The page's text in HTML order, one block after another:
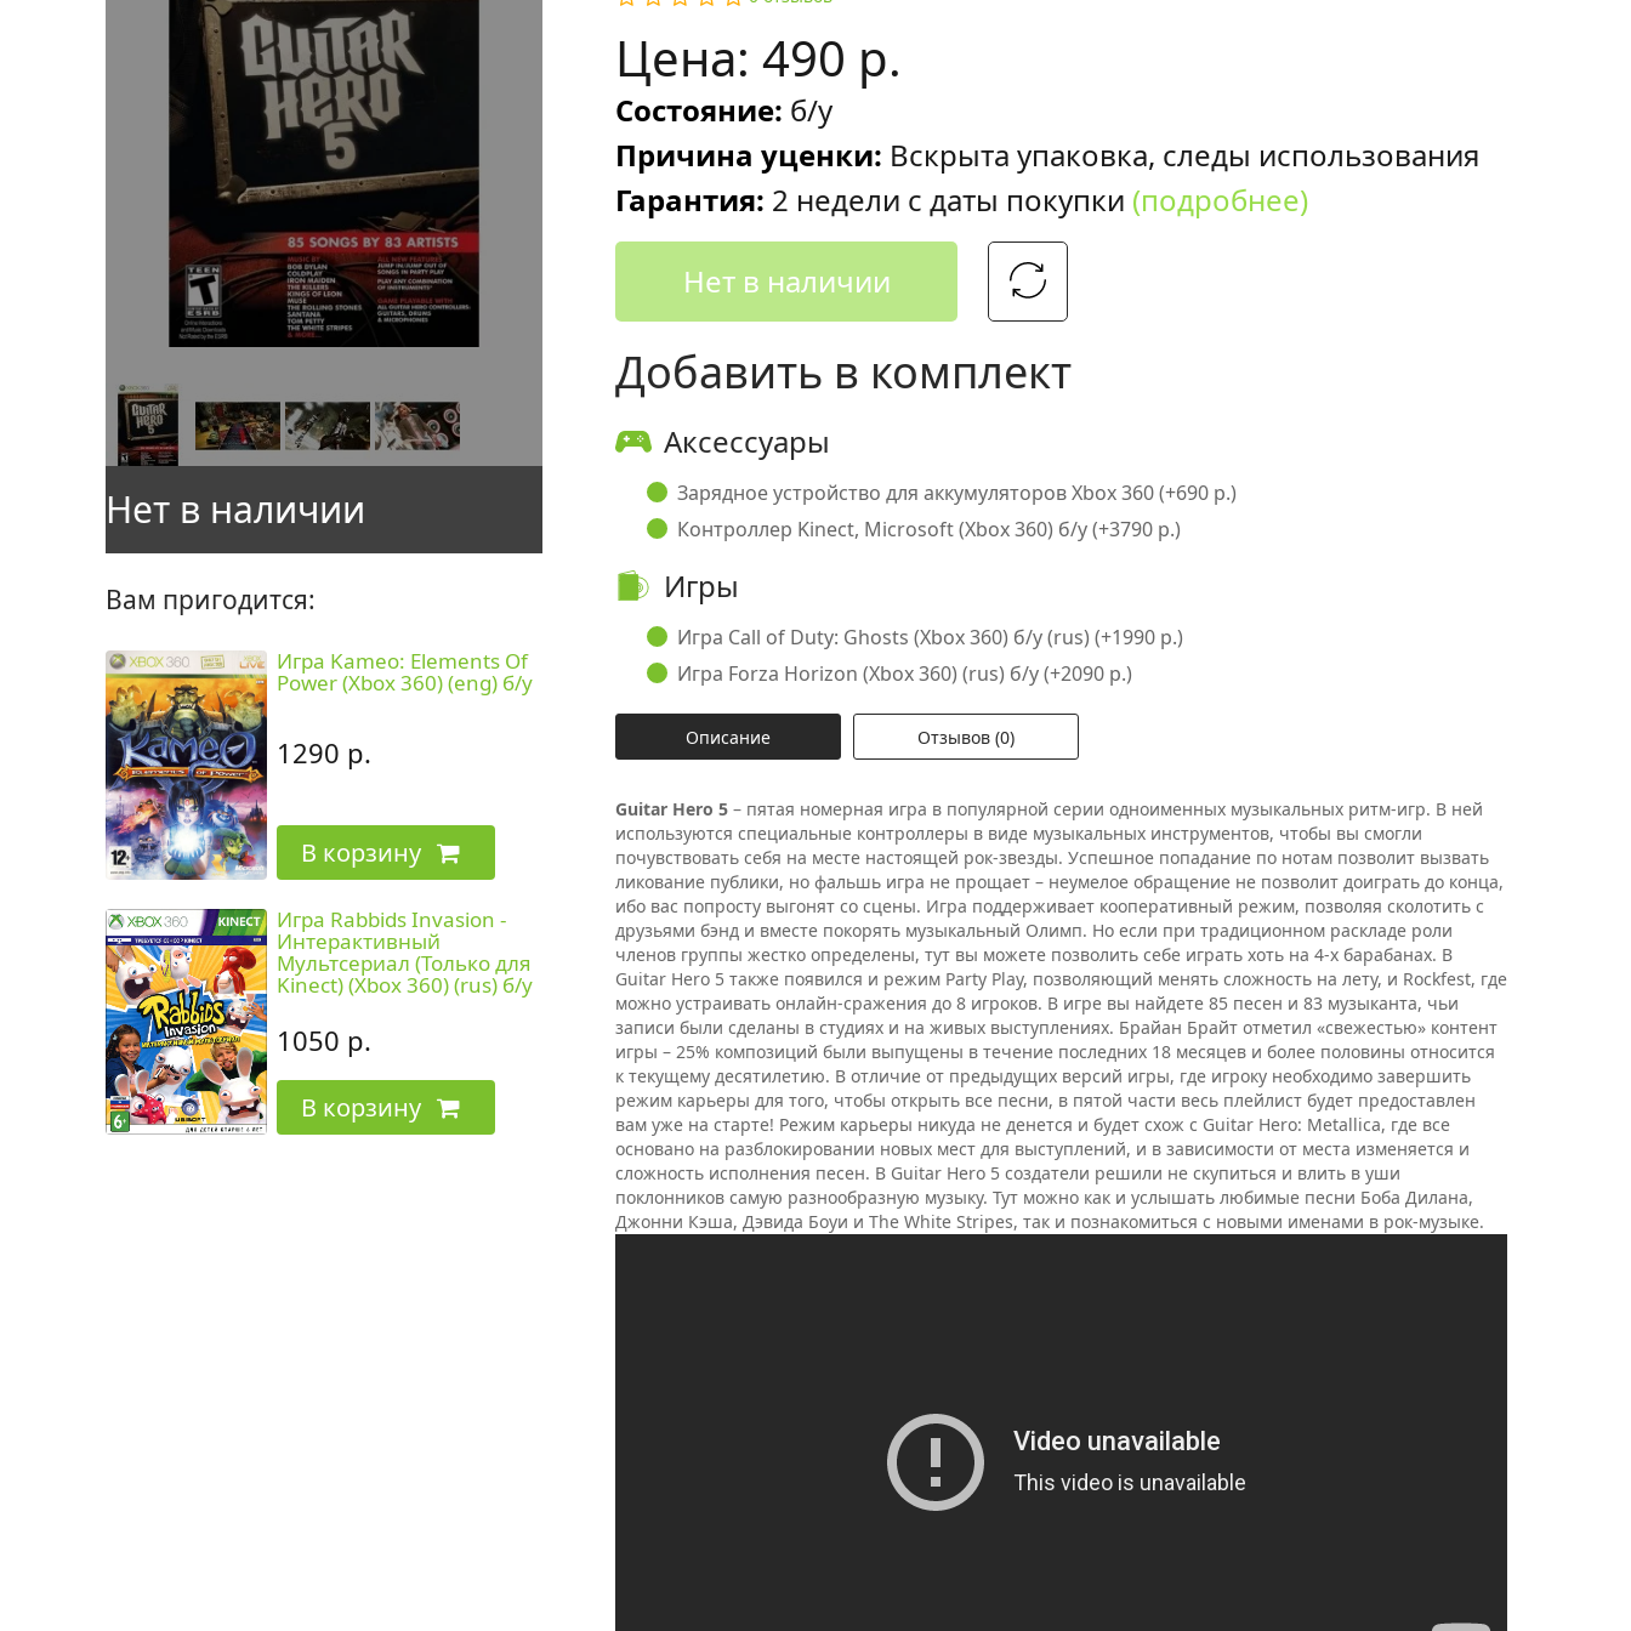
Вам пригодится:
Игра Kameo: Elements Of
Power (Xbox 360) (eng) б/у
1290 р.
В корзину
Игра Rabbids Invasion -
Интерактивный
Мультсериал (Только для
Kinect) (Xbox 360) (rus) б/у
1050 р.
В корзину
Цена: 490 р.
Состояние: б/у
Причина уценки: Вскрыта упаковка, следы использования
Гарантия: 2 недели с даты покупки (подробнее)
Нет в наличии
Добавить в комплект
Аксессуары
Зарядное устройство для аккумуляторов Xbox 360 (+690 р.)
Контроллер Kinect, Microsoft (Xbox 360) б/у (+3790 р.)
Игры
Игра Call of Duty: Ghosts (Xbox 360) б/у (rus) (+1990 р.)
Игра Forza Horizon (Xbox 360) (rus) б/у (+2090 р.)
Описание Отзывов (0)
Guitar Hero 5 – пятая номерная игра в популярной серии одноименных музыкальных ритм-игр. В ней
используются специальные контроллеры в виде музыкальных инструментов, чтобы вы смогли
почувствовать себя на месте настоящей рок-звезды. Успешное попадание по нотам позволит вызвать
ликование публики, но фальшь игра не прощает – неумелое обращение не позволит доиграть до конца,
ибо вас попросту выгонят со сцены. Игра поддерживает кооперативный режим, позволяя сколотить с
друзьями бэнд и вместе покорять музыкальный Олимп. Но если при традиционном раскладе роли
членов группы жестко определены, тут вы можете позволить себе играть хоть на 4-х барабанах. В
Guitar Hero 5 также появился и режим Party Play, позволяющий менять сложность на лету, и Rockfest, где
можно устраивать онлайн-сражения до 8 игроков. В игре вы найдете 85 песен и 83 музыканта, чьи
записи были сделаны в студиях и на живых выступлениях. Брайан Брайт отметил «свежестью» контент
игры – 25% композиций были выпущены в течение последних 18 месяцев и более половины относится
к текущему десятилетию. В отличие от предыдущих версий игры, где игроку необходимо завершить
режим карьеры для того, чтобы открыть все песни, в пятой части весь плейлист будет предоставлен
вам уже на старте! Режим карьеры никуда не денется и будет схож с Guitar Hero: Metallica, где все
основано на разблокировании новых мест для выступлений, и в зависимости от места изменяется и
сложность исполнения песен. В Guitar Hero 5 создатели решили не скупиться и влить в уши
поклонников самую разнообразную музыку. Тут можно как и услышать любимые песни Боба Дилана,
Джонни Кэша, Дэвида Боуи и The White Stripes, так и познакомиться с новыми именами в рок-музыке.